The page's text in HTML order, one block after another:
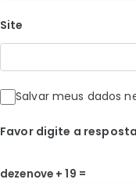
Site
Salvar meus dados
Favor digite a
dezenove + 19 =